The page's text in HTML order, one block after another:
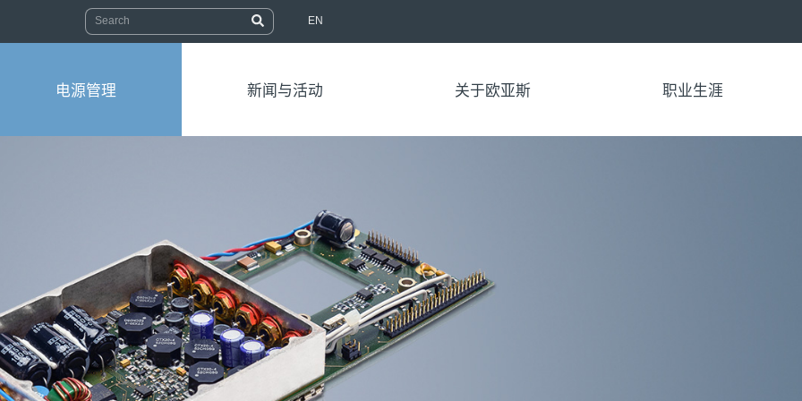
EN
电源管理 新闻与活动 关于欧亚斯 职业生涯